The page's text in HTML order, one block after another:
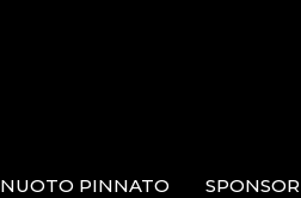
NUOTO PINNATO SPONSOR